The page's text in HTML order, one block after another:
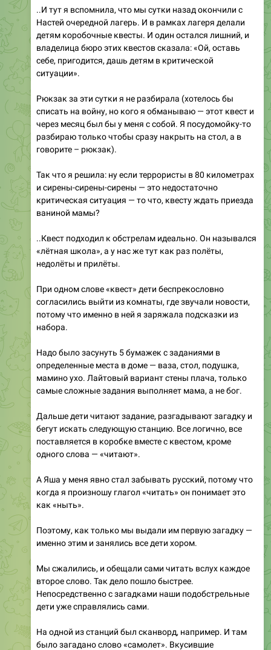
..И тут я вспомнила, что мы сутки назад окончили с
Настей очередной лагерь. И в рамках лагеря делали
детям коробочные квесты. И один остался лишний, и
владелица бюро этих квестов сказала: «Ой, оставь
себе, пригодится, дашь детям в критической
ситуации».
Рюкзак за эти сутки я не разбирала (хотелось бы
списать на войну, но кого я обманываю — этот квест и
через месяц был бы у меня с собой. Я посудомойку-то
разбираю только чтобы сразу накрыть на стол, а в
говорите – рюкзак).
Так что я решила: ну если террористы в 80 километрах
и сирены-сирены-сирены — это недостаточно
критическая ситуация — то что, квесту ждать приезда
ваниной мамы?
..Квест подходил к обстрелам идеально. Он назывался
«лётная школа», а у нас же тут как раз полёты,
недолёты и прилёты.
При одном слове «квест» дети беспрекословно
согласились выйти из комнаты, где звучали новости,
потому что именно в ней я заряжала подсказки из
набора.
Надо было засунуть 5 бумажек с заданиями в
определенные места в доме — ваза, стол, подушка,
мамино ухо. Лайтовый вариант стены плача, только
самые сложные задания выполняет мама, а не бог.
Дальше дети читают задание, разгадывают загадку и
бегут искать следующую станцию. Все логично, все
поставляется в коробке вместе с квестом, кроме
одного слова — «читают».
А Яша у меня явно стал забывать русский, потому что
когда я произношу глагол «читать» он понимает это
как «ныть».
Поэтому, как только мы выдали им первую загадку —
именно этим и занялись все дети хором.
Мы сжалились, и обещали сами читать вслух каждое
второе слово. Так дело пошло быстрее.
Непосредственно с загадками наши подобстрельные
дети уже справлялись сами.
На одной из станций был сканворд, например. И там
было загадано слово «самолет». Вкусившие